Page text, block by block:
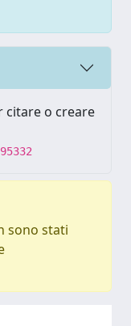
citare o creare
sono stati